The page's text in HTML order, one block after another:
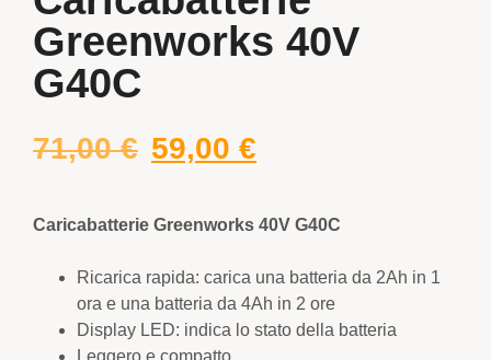
Greenworks 40V
G40C
71,00€ 59,00 €
Caricabatterie Greenworks 40V G40C
Ricarica rapida: carica una batteria da 2Ah in 1
ora e una batteria da 4Ah in 2 ore
Display LED: indica lo stato della batteria
Leggero e compatto